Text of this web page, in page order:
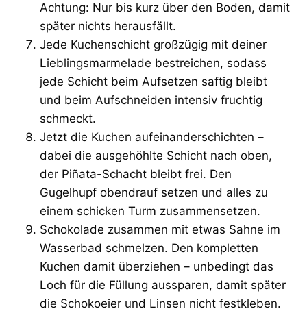
Achtung: Nur bis kurz über den Boden, damit
später nichts herausfällt.
Jede Kuchenschicht großzügig mit deiner
Lieblingsmarmelade bestreichen, sodass
jede Schicht beim Aufsetzen saftig bleibt
und beim Aufschneiden intensiv fruchtig
schmeckt.
Jetzt die Kuchen aufeinanderschichten –
dabei die ausgehöhlte Schicht nach oben,
der Piñata-Schacht bleibt frei. Den
Gugelhupf obendrauf setzen und alles zu
einem schicken Turm zusammensetzen.
Schokolade zusammen mit etwas Sahne im
Wasserbad schmelzen. Den kompletten
Kuchen damit überziehen – unbedingt das
Loch für die Füllung aussparen, damit später
die Schokoeier und Linsen nicht festkleben.